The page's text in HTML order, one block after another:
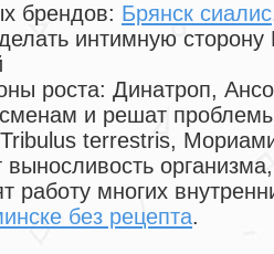
брендов: Брянск сиалис
интимную
роста: Динатроп,
и решат
Tribulus terrestris,
работу многих
без рецепта.